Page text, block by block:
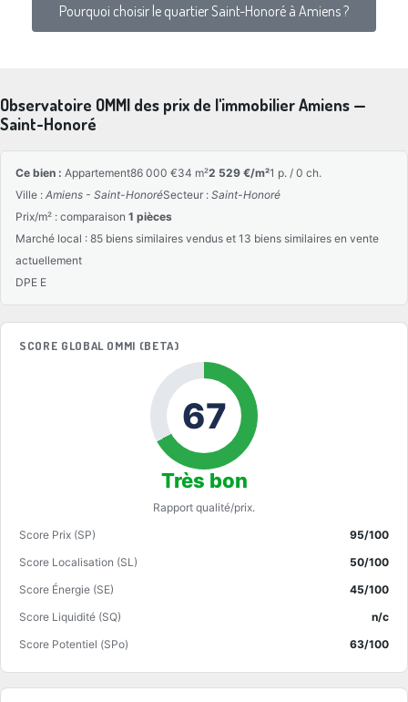
Pourquoi choisir le quartier Saint-Honoré à Amiens ?
Observatoire OMMI des prix de l'immobilier Amiens —
Saint-Honoré
Ce bien : Appartement86 000 €34 m²2 529 €/m²1 p. / 0 ch.
Ville : Amiens - Saint-HonoréSecteur : Saint-Honoré
Prix/m² : comparaison 1 pièces
Marché local : 85 biens similaires vendus et 13 biens similaires en vente
actuellement
DPE E
SCORE GLOBAL OMMI (BETA)
67
Très bon
Rapport qualité/prix.
Score Prix (SP)
95/100
Score Localisation (SL)
50/100
Score Énergie (SE)
45/100
Score Liquidité (SQ)
n/c
Score Potentiel (SPo)
63/100